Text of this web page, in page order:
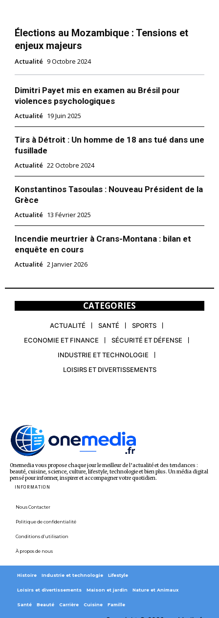
Élections au Mozambique : Tensions et
enjeux majeurs
Actualité 9 Octobre 2024
Dimitri Payet mis en examen au Brésil pour
violences psychologiques
Actualité 19 Juin 2025
Tirs à Détroit : Un homme de 18 ans tué dans une
fusillade
Actualité 22 Octobre 2024
Konstantinos Tasoulas : Nouveau Président de la
Grèce
Actualité 13 Février 2025
Incendie meurtrier à Crans-Montana : bilan et
enquête en cours
Actualité 2 Janvier 2026
CATEGORIES
ACTUALITÉ SANTÉ
SPORTS
ECONOMIE ET FINANCE
SÉCURITÉ ET DÉFENSE
INDUSTRIE ET TECHNOLOGIE
LOISIRS ET DIVERTISSEMENTS
Onemedia vous propose chaque jour le meilleur de l’actualité et des tendances :
beauté, cuisine, science, culture, lifestyle, technologie et bien plus. Un média digital
pensé pour informer, inspirer et accompagner votre quotidien.
INFORMATION
Nous Contacter
Politique de confidentialité
Conditions d’utilisation
À propos de nous
Histoire Industrie et technologie Lifestyle
Loisirs et divertissements Maison et jardin Nature et Animaux
Santé Beauté Carrière Cuisine Famille